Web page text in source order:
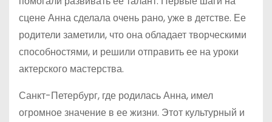
сцене Анна сделала очень рано, уже в детстве. Ее
родители заметили, что она обладает творческими
способностями, и решили отправить ее на уроки
актерского мастерства.
Санкт-Петербург, где родилась Анна, имел
огромное значение в ее жизни. Этот культурный и